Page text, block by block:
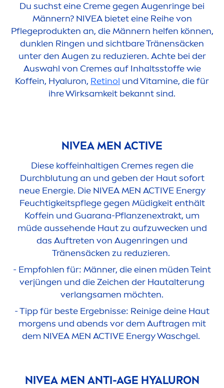
Du suchst eine Cremegegen Augenringe bei
Männern? NIVEAbietet eine Reihe von
Pflegeprodukten an, die Männern helfen können,
dunklen Ringen und sichtbare Tränensäcken
unter den Augen zu reduzieren. Achte bei der
Auswahl von Cremes auf Inhaltsstoffe wie
Koffein, Hyaluron, Retinol undVitamine, die für
ihre Wirksamkeit bekannt sind.
NIVEAMEN ACTIVE
Diese koffeinhaltigen Cremes regen die
Durchblutung an und geben der Haut sofort
neue Energie. Die NIVEA MEN ACTIVEEnergy
Feuchtigkeitspflege gegen Müdigkeit enthält
Koffein und Guarana-Pflanzenextrakt, um
müde aussehende Haut zu aufzuwecken und
das Auftreten von Augenringen und
Tränensäcken zu reduzieren.
- Empfohlen für: Männer, die einen müden Teint
verjüngen und die Zeichen der Hautalterung
verlangsamen möchten.
- Tipp für beste Ergebnisse: Reinige deine Haut
morgens und abends vor dem Auftragen mit
dem NIVEAMEN ACTIVE Energy Waschgel.
NIVEA MEN ANTI-AGE HYALURON